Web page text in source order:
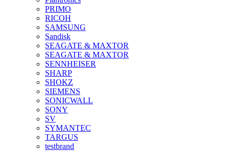
PRIMO
RICOH
SAMSUNG
Sandisk
SEAGATE & MAXTOR
SEAGATE & MAXTOR
SENNHEISER
SHARP
SHOKZ
SIEMENS
SONICWALL
SONY
SV
SYMANTEC
TARGUS
testbrand